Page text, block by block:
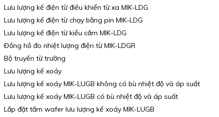
Lưu lượng kế điện từ điều khiển từ xa MIK-LDG
Lưu lượng kế điện từ chạy bằng pin MIK-LDG
Lưu lượng kế điện từ kiểu cắm MIK-LDG
Đồng hồ đo nhiệt lượng điện từ MIK-LDGR
Bộ truyền từ trường
Lưu lượng kế xoáy
Lưu lượng kế xoáy MIK-LUGB không có bù nhiệt độ và áp suất
Lưu lượng kế xoáy MIK-LUGB có bù nhiệt độ và áp suất
Lắp đặt tấm wafer lưu lượng kế xoáy MIK-LUGB